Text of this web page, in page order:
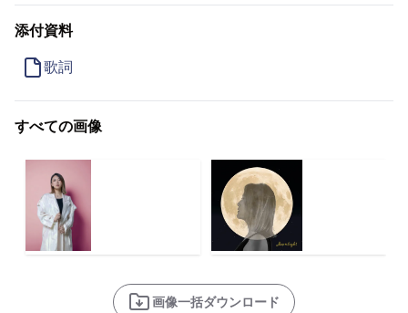
添付資料
歌詞
すべての画像
画像一括ダウンロード